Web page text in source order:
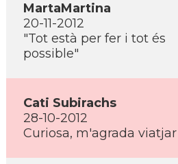
MartaMartina
20-11-2012
"Tot està per fer i tot és
possible"
Cati Subirachs
28-10-2012
Curiosa, m'agrada viatjar